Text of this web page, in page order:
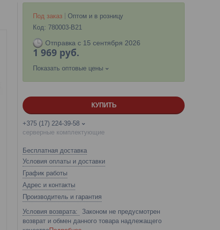
Под заказ
Оптом и в розницу
Код: 780003-B21
Отправка с 15 сентября 2026
1 969 руб.
Показать оптовые цены
КУПИТЬ
+375 (17) 224-39-58
серверные комплектующие
Бесплатная доставка
Условия оплаты и доставки
График работы
Адрес и контакты
Производитель и гарантия
Законом не предусмотрен
возврат и обмен данного товара надлежащего